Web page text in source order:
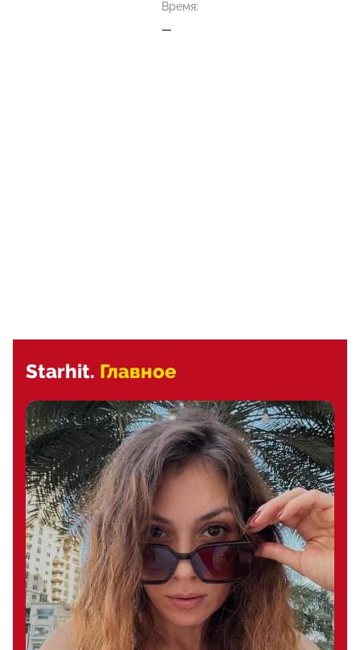
Время:
—
Starhit. Главное